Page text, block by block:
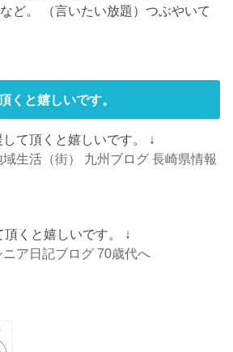
ど。 （言いたい放題）つぶやいて
くと嬉しいです。
て頂くと嬉しいです。 ↓
くと嬉しいです。 ↓